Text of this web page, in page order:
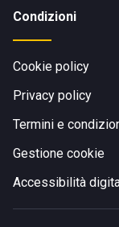
Condizioni
Cookie policy
Privacy policy
Termini e
Gestione cookie
Accessibilità